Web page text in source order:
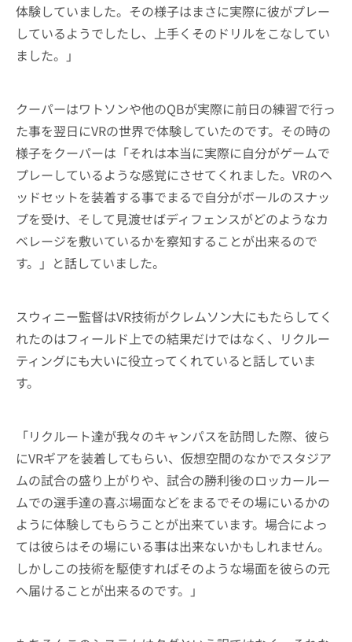
体験していました。その様子はまさに実際に彼がプレー
しているようでしたし、上手くそのドリルをこなしてい
ました。」
クーパーはワトソンや他のQBが実際に前日の練習で行っ
た事を翌日にVRの世界で体験していたのです。その時の
様子をクーパーは「それは本当に実際に自分がゲームで
プレーしているような感覚にさせてくれました。VRのヘ
ッドセットを装着する事でまるで自分がボールのスナッ
プを受け、そして見渡せばディフェンスがどのようなカ
ベレージを敷いているかを察知することが出来るので
す。」と話していました。
スウィニー監督はVR技術がクレムソン大にもたらしてく
れたのはフィールド上での結果だけではなく、リクルー
ティングにも大いに役立ってくれていると話していま
す。
「リクルート達が我々のキャンパスを訪問した際、彼ら
にVRギアを装着してもらい、仮想空間のなかでスタジア
ムの試合の盛り上がりや、試合の勝利後のロッカールー
ムでの選手達の喜ぶ場面などをまるでその場にいるかの
ように体験してもらうことが出来ています。場合によっ
ては彼らはその場にいる事は出来ないかもしれません。
しかしこの技術を駆使すればそのような場面を彼らの元
へ届けることが出来るのです。」